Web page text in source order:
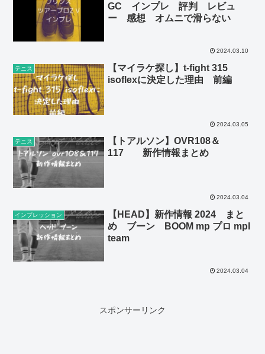
GC インプレ 評判 レビュ
ー 感想 オムニで滑らない
2024.03.10
テニス
【マイラケ探し】t-fight 315
isoflexに決定した理由 前編
2024.03.05
テニス
【トアルソン】OVR108＆
117 新作情報まとめ
2024.03.04
インプレッション
【HEAD】新作情報 2024 まと
め ブーン BOOM mp プロ mpl
team
2024.03.04
スポンサーリンク